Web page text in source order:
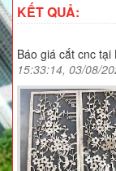
KẾT QUẢ:
Báo giá cắt cnc tại
15:33:14, 03/08/